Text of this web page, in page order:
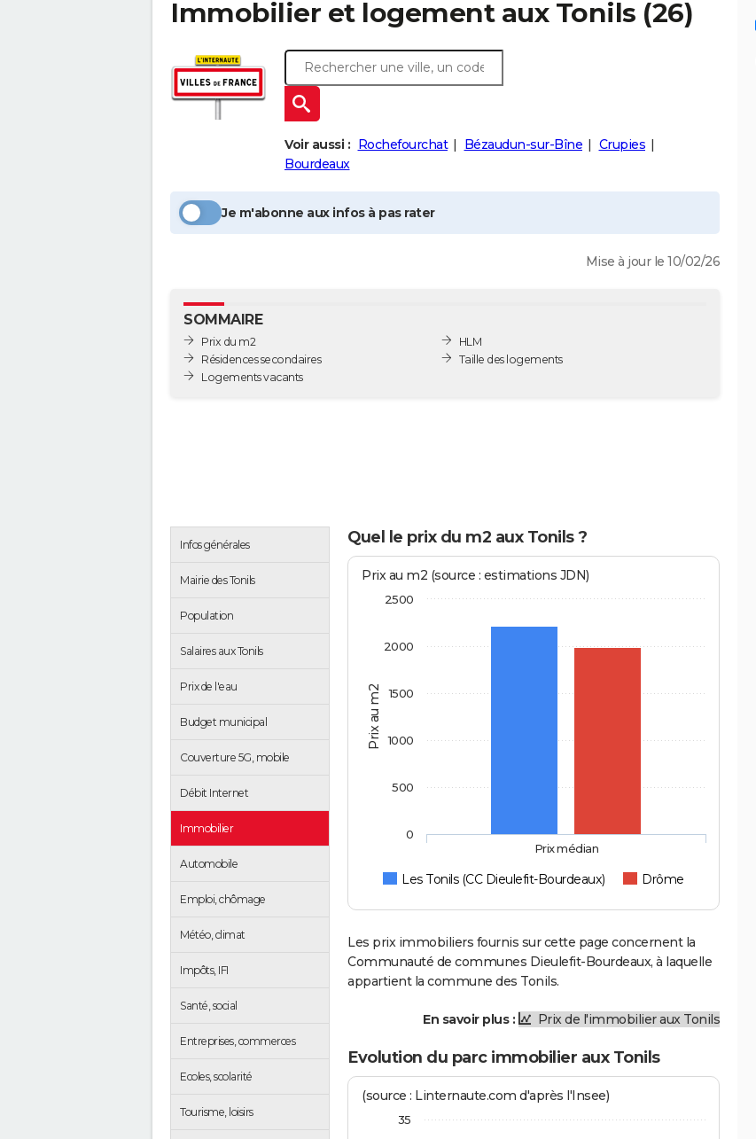
Immobilier et logement aux Tonils (26)
Voir aussi : Rochefourchat Bézaudun-sur-Bîne
Crupies
Bourdeaux
Je m'abonne aux infos à pas rater
Mise à jour le 10/02/26
SOMMAIRE
Prix du m2
Résidences secondaires
Logements vacants
HLM
Taille des logements
Infos générales
Mairie des Tonils
Population
Salaires aux Tonils
Prix de l'eau
Budget municipal
Couverture 5G, mobile
Débit Internet
Immobilier
Automobile
Emploi, chômage
Météo, climat
Impôts, IFI
Santé, social
Entreprises, commerces
Ecoles, scolarité
Tourisme, loisirs
Quel le prix du m2 aux Tonils ?
Prix au m2
Prix au m2 (source : estimations JDN)
Les Tonils (CC Dieulefit-Bourdeaux) Drôme
Prix médian
0
500
1000
1500
2000
2500
Les prix immobiliers fournis sur cette page concernent la
Communauté de communes Dieulefit-Bourdeaux, à laquelle
appartient la commune des Tonils.
En savoir plus : Prix de l'immobilier aux Tonils
Evolution du parc immobilier aux Tonils
(source : Linternaute.com d'après l'Insee)
35